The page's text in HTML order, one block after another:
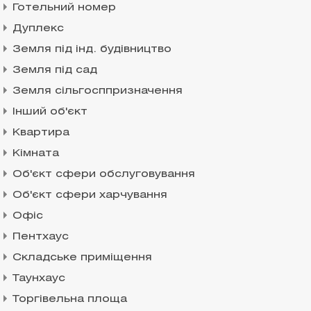
Готельний номер
Дуплекс
Земля під інд. будівництво
Земля під сад
Земля сільгосппризначення
Інший об'єкт
Квартира
Кімната
Об'єкт сфери обслуговування
Об'єкт сфери харчування
Офіс
Пентхаус
Складське приміщення
Таунхаус
Торгівельна площа